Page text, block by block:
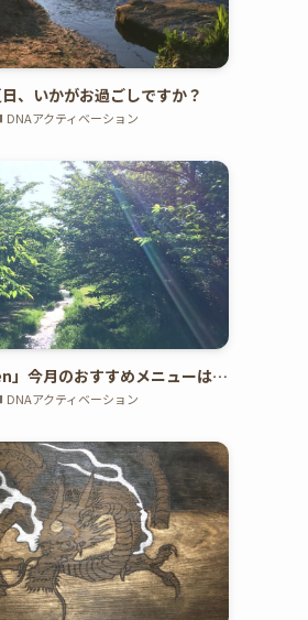
、いかがお過ごしですか？
DNAアクティベーション
」今月のおすすめメニューは…
DNAアクティベーション